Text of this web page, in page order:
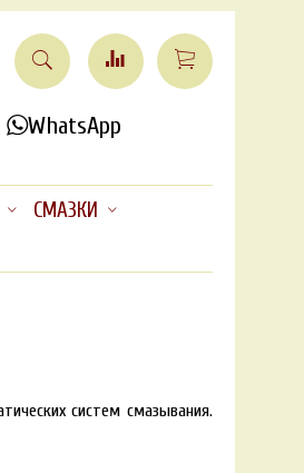
WhatsApp
СМАЗКИ
систем смазывания.